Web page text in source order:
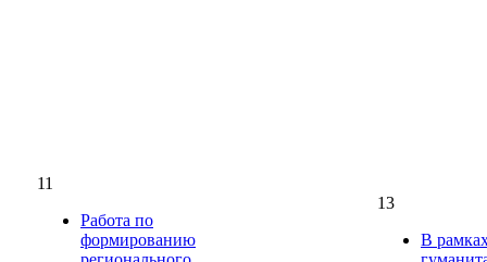
11
Работа по
формированию
13
В